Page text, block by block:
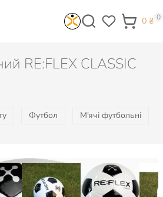
0 ₴ 0
RE:FLEX CLASSIC
Футбол М'ячі футбольні